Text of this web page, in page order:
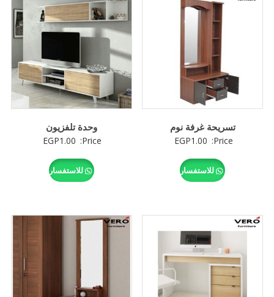
تسريحة غرفة نوم
Price:
EGP1.00
للاستفسار
وحدة تلفزيون
Price:
EGP1.00
للاستفسار